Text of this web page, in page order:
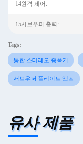
14원격 제어:
15서브우퍼 출력:
Tags:
통합 스테레오 증폭기
서브우퍼 플레이트 앰프
유사 제품